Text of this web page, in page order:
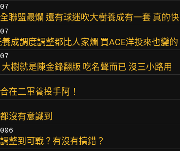
聯盟最爛 還有球迷吹大樹養成有一套 真的快
成調度調整都比人家爛 買ACE洋投來也變的
樹就是陳金鋒翻版 吃名聲而已 沒三小路用
在二軍養投手阿！
沒有意識到
整到可戰？有沒有搞錯？